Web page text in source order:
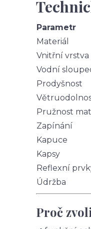
Parametr
Materiál
Vnitřní vrstva
Vodní
Prodyšnost
Pružnost
Zapínání
Kapuce
Kapsy
Reflexní
Údržba
Proč